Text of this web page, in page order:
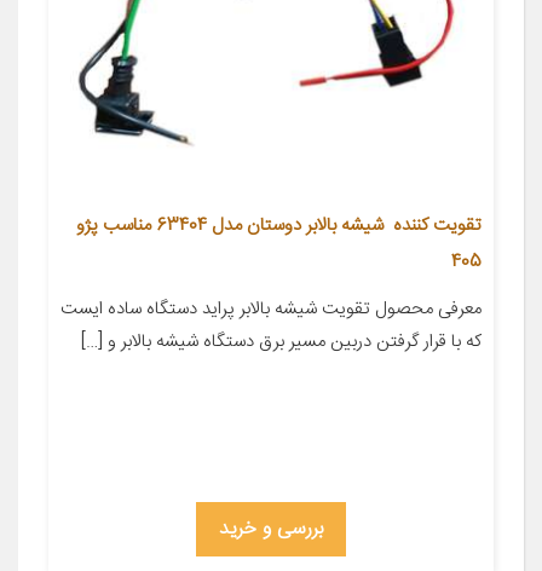
تقویت کننده شیشه بالابر دوستان مدل 63404 مناسب پژو
405
معرفی محصول تقویت شیشه بالابر پراید دستگاه ساده ایست
که با قرار گرفتن دربین مسیر برق دستگاه شیشه بالابر و […]
بررسی و خرید